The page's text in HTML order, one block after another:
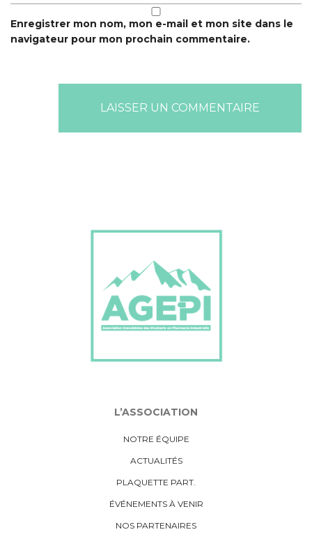
Enregistrer mon nom, mon e-mail et mon site dans le
navigateur pour mon prochain commentaire.
L’ASSOCIATION
NOTRE ÉQUIPE
ACTUALITÉS
PLAQUETTE PART.
ÉVÉNEMENTS À VENIR
NOS PARTENAIRES